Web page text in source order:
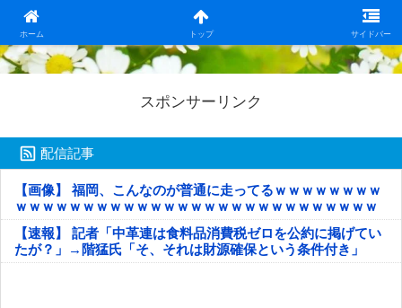
ホーム トップ サイドバー
日本第一！ニュース録
スポンサーリンク
配信記事
【画像】 福岡、こんなのが普通に走ってるｗｗｗｗｗｗｗｗ
ｗｗｗｗｗｗｗｗｗｗｗｗｗｗｗｗｗｗｗｗｗｗｗｗｗｗｗ
ｗｗｗｗｗ
【速報】 記者「中革連は食料品消費税ゼロを公約に掲げてい
たが？」→階猛氏「そ、それは財源確保という条件付き」